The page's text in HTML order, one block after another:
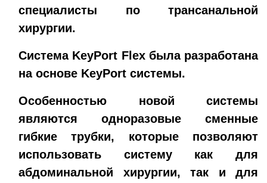
специалисты по трансанальной
хирургии.
Cистема KeyPort Flex была разработана
на основе KeyPort системы.
Особенностью новой системы
являются одноразовые сменные
гибкие трубки, которые позволяют
использовать систему как для
абдоминальной хирургии, так и для